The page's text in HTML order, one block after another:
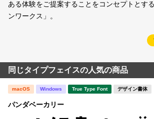
ある体験をご提案することをコンセプトとす
ンワークス」。
同じタイプフェイスの人気の商品
macOS Windows True Type Font デザイン書体
パンダベーカリー